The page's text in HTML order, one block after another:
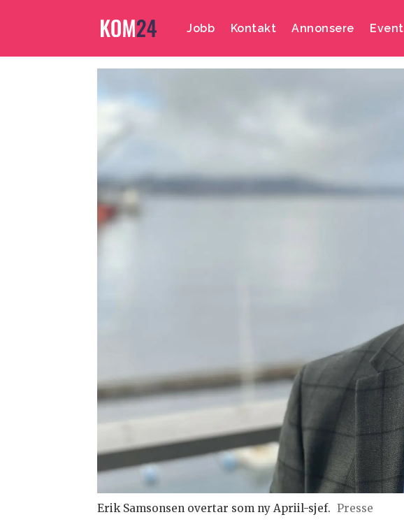
Jobb Kontakt Annonsere Event
Erik Samsonsen overtar som ny Apriil-sjef. Presse